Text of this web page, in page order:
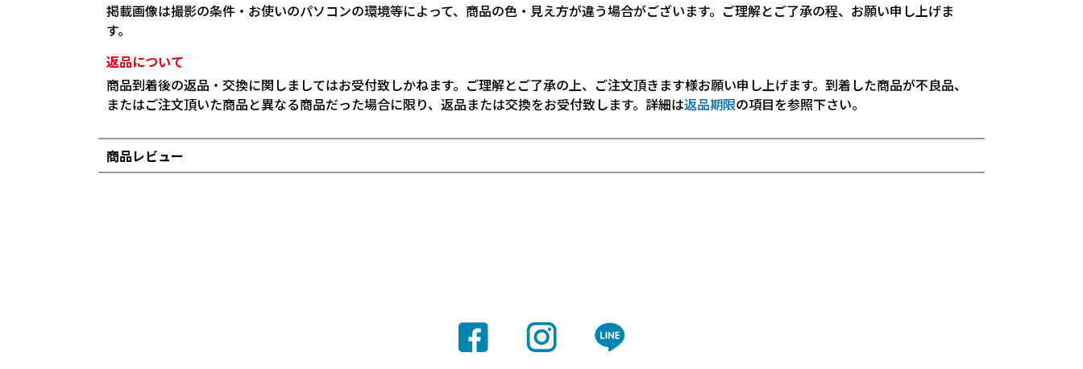
掲載画像は撮影の条件・お使いのパソコンの環境等によって、商品の色・見え方が違う場合がございます。ご理解とご了承の程、お願い申し上げま
す。
返品について
商品到着後の返品・交換に関しましてはお受付致しかねます。ご理解とご了承の上、ご注文頂きます様お願い申し上げます。到着した商品が不良品、
またはご注文頂いた商品と異なる商品だった場合に限り、返品または交換をお受付致します。詳細は返品期限の項目を参照下さい。
商品レビュー